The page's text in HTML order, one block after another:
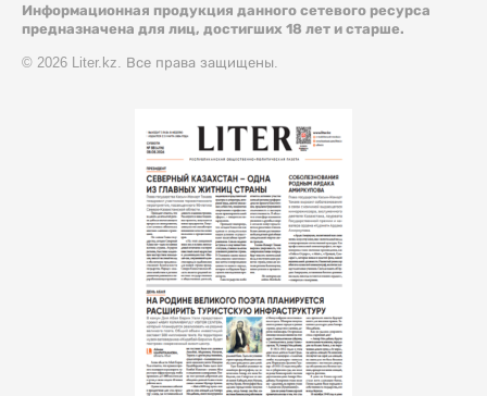
Информационная продукция данного сетевого ресурса
предназначена для лиц, достигших 18 лет и старше.
© 2026 Liter.kz. Все права защищены.